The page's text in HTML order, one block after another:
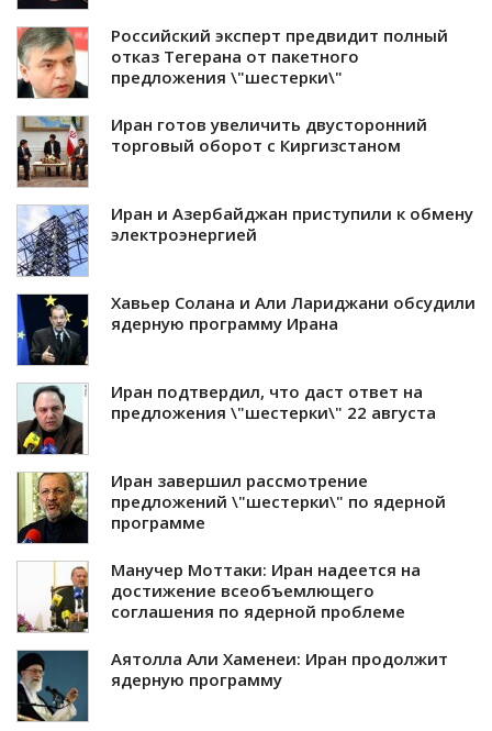
Российский эксперт предвидит полный
отказ Тегерана от пакетного
предложения \"шестерки\"
Иран готов увеличить двусторонний
торговый оборот с Киргизстаном
Иран и Азербайджан приступили к обмену
электроэнергией
Хавьер Солана и Али Лариджани обсудили
ядерную программу Ирана
Иран подтвердил, что даст ответ на
предложения \"шестерки\" 22 августа
Иран завершил рассмотрение
предложений \"шестерки\" по ядерной
программе
Манучер Моттаки: Иран надеется на
достижение всеобъемлющего
соглашения по ядерной проблеме
Аятолла Али Хаменеи: Иран продолжит
ядерную программу